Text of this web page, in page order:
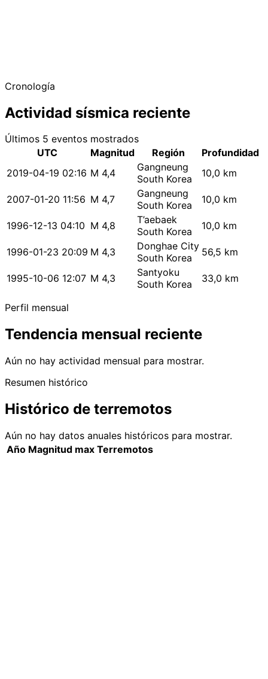
Cronología
Actividad sísmica reciente
Últimos 5 eventos mostrados
UTC
Magnitud Región
Profundidad
2019-04-19 02:16 M 4,4
Gangneung
South Korea
10,0 km
2007-01-20 11:56 M 4,7
Gangneung
South Korea
10,0 km
1996-12-13 04:10 M 4,8
T’aebaek
South Korea
10,0 km
1996-01-23 20:09 M 4,3
Donghae City
South Korea
56,5 km
1995-10-06 12:07 M 4,3
Santyoku
South Korea
33,0 km
Perfil mensual
Tendencia mensual reciente
Aún no hay actividad mensual para mostrar.
Resumen histórico
Histórico de terremotos
Aún no hay datos anuales históricos para mostrar.
Año Magnitud max Terremotos